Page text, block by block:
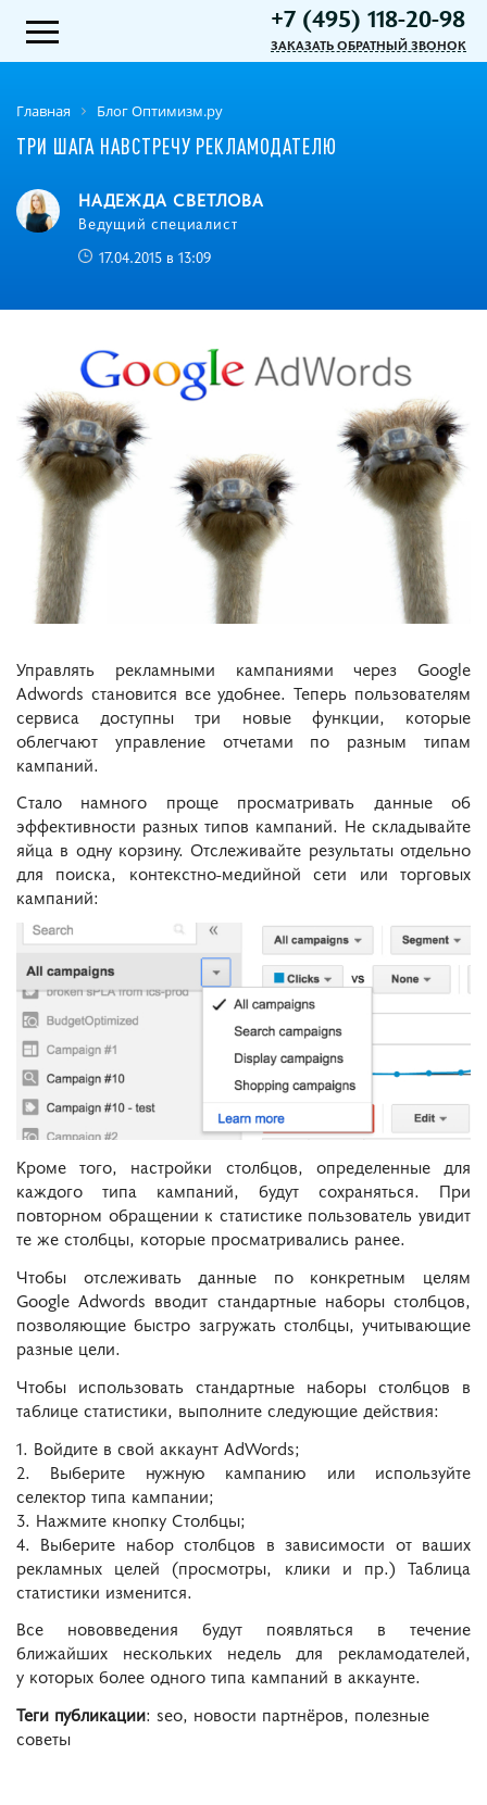
+7 (495) 118-20-98
ЗАКАЗАТЬ ОБРАТНЫЙ ЗВОНОК
Главная Блог Оптимизм.ру
ТРИ ШАГА НАВСТРЕЧУ РЕКЛАМОДАТЕЛЮ
НАДЕЖДА СВЕТЛОВА
Ведущий специалист
17.04.2015 в 13:09
Управлять рекламными кампаниями через Google
Adwords становится все удобнее. Теперь пользователям
сервиса доступны три новые функции, которые
облегчают управление отчетами по разным типам
кампаний.
Стало намного проще просматривать данные об
эффективности разных типов кампаний. Не складывайте
яйца в одну корзину. Отслеживайте результаты отдельно
для поиска, контекстно-медийной сети или торговых
кампаний:
Кроме того, настройки столбцов, определенные для
каждого типа кампаний, будут сохраняться. При
повторном обращении к статистике пользователь увидит
те же столбцы, которые просматривались ранее.
Чтобы отслеживать данные по конкретным целям
Google Adwords вводит стандартные наборы столбцов,
позволяющие быстро загружать столбцы, учитывающие
разные цели.
Чтобы использовать стандартные наборы столбцов в
таблице статистики, выполните следующие действия:
1. Войдите в свой аккаунт AdWords;
2. Выберите нужную кампанию или используйте
селектор типа кампании;
3. Нажмите кнопку Столбцы;
4. Выберите набор столбцов в зависимости от ваших
рекламных целей (просмотры, клики и пр.) Таблица
статистики изменится.
Все нововведения будут появляться в течение
ближайших нескольких недель для рекламодателей,
у которых более одного типа кампаний в аккаунте.
Теги публикации: seo, новости партнёров, полезные
советы